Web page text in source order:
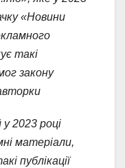
«Новини
такі
закону
2023 році
матеріали,
публікації